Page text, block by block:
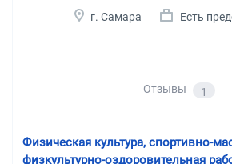
г. Самара Есть
Отзывы 1
Физическая культура, спортивно-
физкультурно-оздоровительная